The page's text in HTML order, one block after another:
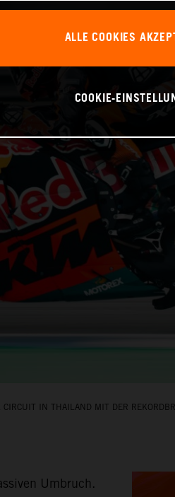
IN THAILAND MIT DER
Umbruch.
ALLE COOKIES
COOKIE-